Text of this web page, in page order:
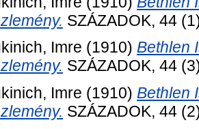
SZÁZADOK, 44
Imre (1910) Bethlen
SZÁZADOK, 44
Imre (1910) Bethlen
SZÁZADOK, 44